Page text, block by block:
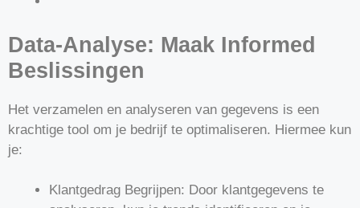
Data-Analyse: Maak Informed
Beslissingen
Het verzamelen en analyseren van gegevens is een
krachtige tool om je bedrijf te optimaliseren. Hiermee kun
je:
Klantgedrag Begrijpen: Door klantgegevens te